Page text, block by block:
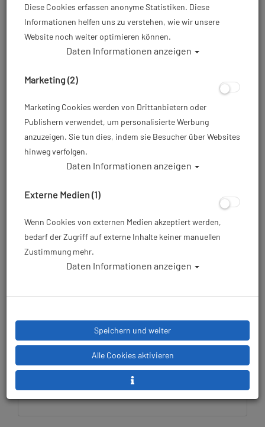
Artikelnr.: tus-SCA330T
149,00 €*
Lieferbar in 1-2 Wochen,
Bestelleingang beim
Diese Cookies erfassen anonyme Statistiken. Diese
Informationen helfen uns zu verstehen, wie wir unsere
Website noch weiter optimieren können.
Daten Informationen anzeigen
Marketing (2)
Marketing Cookies werden von Drittanbietern oder
Publishern verwendet, um personalisierte Werbung
anzuzeigen. Sie tun dies, indem sie Besucher über Websites
hinweg verfolgen.
Daten Informationen anzeigen
Externe Medien (1)
Wenn Cookies von externen Medien akzeptiert werden,
bedarf der Zugriff auf externe Inhalte keiner manuellen
Zustimmung mehr.
Daten Informationen anzeigen
Speichern und weiter
Alle Cookies aktivieren